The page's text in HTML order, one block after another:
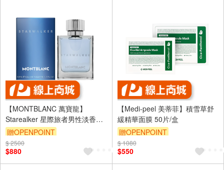
【MONTBLANC 萬寶龍】
Starealker 星際旅者男性淡香水
50ml
贈OPENPOINT
訂單滿 2000 元折抵 100元
（運費不算在 2000 元的範圍
內）
$ 2500
$880
【Medi-peel 美蒂菲】積雪草舒
緩精華面膜 50片/盒
贈OPENPOINT
訂單滿 2000 元折抵 100元
（運費不算在 2000 元的範圍
內）
$ 1080
$550